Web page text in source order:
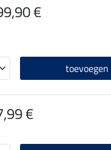
€
toevoegen
€